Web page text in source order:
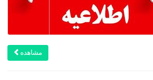
مشاهده